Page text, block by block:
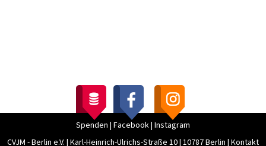
CVJM - Berlin e.V. | Karl-Heinrich-Ulrichs-Straße 10| 10787 Berlin | Kontakt
Spenden | Facebook| Instagram